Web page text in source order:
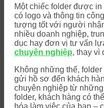
Một chiếc folder được
có logo và thông tin
tượng tốt với người
nhiều doanh nghiệp,
dục hay đơn vị tư vấn
chuyên nghiệp, thay vì
Không những thế,
gửi hồ sơ đến khách
chuyên nghiệp từ
folder, khách hàng có
hóa làm việc của bạn –